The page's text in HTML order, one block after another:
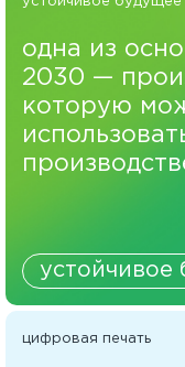
одна из
2030 —
которую
устойчивое
цифровая печать